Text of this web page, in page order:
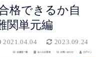
格できるか自
関単元編
2021.04.04 2023.09.24